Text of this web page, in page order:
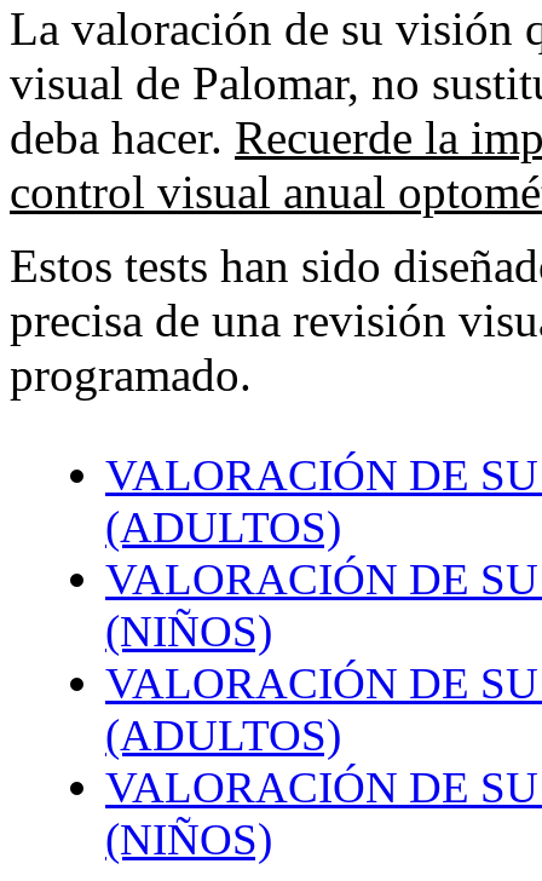
La valoración de su visión
visual de Palomar, no
deba hacer. Recuerde la
control visual anual
Estos tests han sido
precisa de una revisión
programado.
VALORACIÓN DE
(ADULTOS)
VALORACIÓN DE
(NIÑOS)
VALORACIÓN DE
(ADULTOS)
VALORACIÓN DE
(NIÑOS)